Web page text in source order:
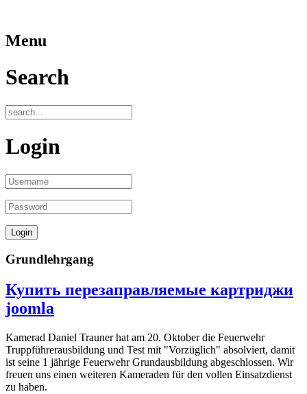
Menu
Search
Login
Grundlehrgang
Купить перезаправляемые картриджи
joomla
Kamerad Daniel Trauner hat am 20. Oktober die Feuerwehr
Truppführerausbildung und Test mit "Vorzüglich" absolviert, damit
ist seine 1 jährige Feuerwehr Grundausbildung abgeschlossen. Wir
freuen uns einen weiteren Kameraden für den vollen Einsatzdienst
zu haben.